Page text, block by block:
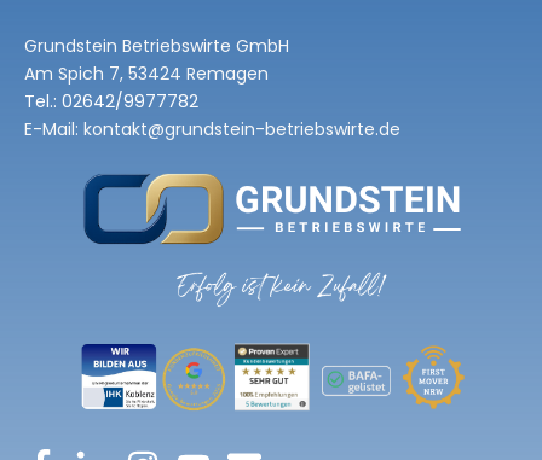
Grundstein Betriebswirte GmbH
Am Spich 7, 53424 Remagen
Tel.: 02642/9977782
E-Mail: kontakt@grundstein-betriebswirte.de